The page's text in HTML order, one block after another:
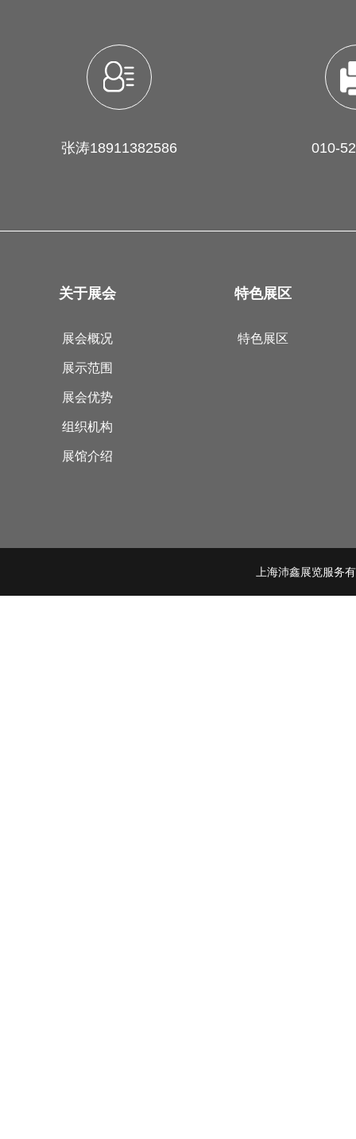
张涛18911382586 010-
关于展会
展会概况
展示范围
展会优势
组织机构
展馆介绍
特色展区
特色展区
上海沛鑫展览服